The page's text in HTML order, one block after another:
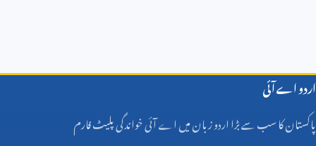
اردو اے آئی
پاکستان کا سب سے بڑا اردو زبان میں اے آئی خواندگی پلیٹ فارم